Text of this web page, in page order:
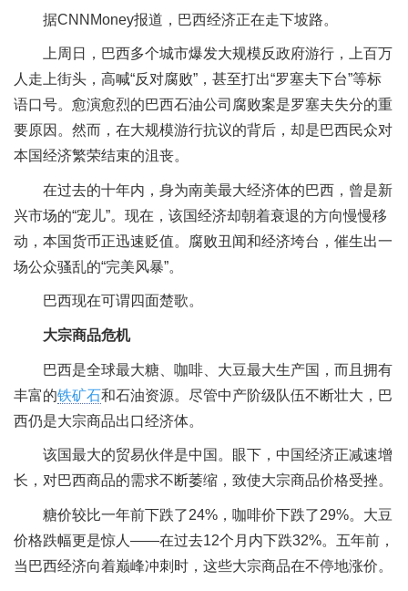
据CNNMoney报道，巴西经济正在走下坡路。
上周日，巴西多个城市爆发大规模反政府游行，上百万
人走上街头，高喊“反对腐败”，甚至打出“罗塞夫下台”等标
语口号。愈演愈烈的巴西石油公司腐败案是罗塞夫失分的重
要原因。然而，在大规模游行抗议的背后，却是巴西民众对
本国经济繁荣结束的沮丧。
在过去的十年内，身为南美最大经济体的巴西，曾是新
兴市场的“宠儿”。现在，该国经济却朝着衰退的方向慢慢移
动，本国货币正迅速贬值。腐败丑闻和经济垮台，催生出一
场公众骚乱的“完美风暴”。
巴西现在可谓四面楚歌。
大宗商品危机
巴西是全球最大糖、咖啡、大豆最大生产国，而且拥有
丰富的铁矿石和石油资源。尽管中产阶级队伍不断壮大，巴
西仍是大宗商品出口经济体。
该国最大的贸易伙伴是中国。眼下，中国经济正减速增
长，对巴西商品的需求不断萎缩，致使大宗商品价格受挫。
糖价较比一年前下跌了24%，咖啡价下跌了29%。大豆
价格跌幅更是惊人——在过去12个月内下跌32%。五年前，
当巴西经济向着巅峰冲刺时，这些大宗商品在不停地涨价。